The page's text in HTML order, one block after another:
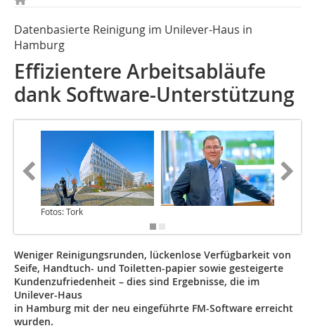
Datenbasierte Reinigung im Unilever-Haus in
Hamburg
Effizientere Arbeitsabläufe
dank Software-Unterstützung
Fotos: Tork
Weniger Reinigungsrunden, lückenlose Verfügbarkeit von
Seife, Handtuch- und Toiletten­-papier sowie gesteigerte
Kundenzufriedenheit – dies sind Ergebnisse, die im
Unilever-Haus ­
in Hamburg mit der neu eingeführte FM-Software erreicht
wurden.